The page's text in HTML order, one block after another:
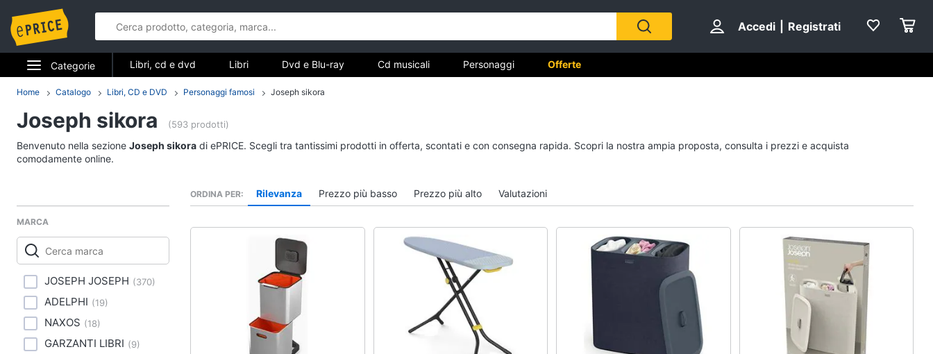
Accedi Registrati
Categorie
Elettrodomestici
Informatica
Telefonia
Videogiochi
Audio e musica
Arredo
Libri, cd e dvd
Libri di Cucina
Architettura
Walt disney film
Vedi tutti
Musica Leggera
Vedi tutti
Libri, cd e dvd Libri Dvd e Blu-ray Cd musicali Personaggi Offerte
Home Catalogo Libri, CD e DVD Personaggi famosi Joseph sikora
Joseph sikora (593 prodotti)
Benvenuto nella sezione Joseph sikora di ePRICE. Scegli tra tantissimi prodotti in offerta, scontati e con consegna rapida. Scopri la nostra ampia proposta, consulta i prezzi e acquista
comodamente online.
MARCA
JOSEPH JOSEPH (370)
ADELPHI (19)
NAXOS (18)
GARZANTI LIBRI (9)
ORDINA PER Rilevanza Prezzo più basso Prezzo più alto Valutazioni